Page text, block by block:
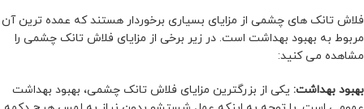
فلاش تانک های چشمی از مزایای بسیاری برخوردار هستند که عمده ترین آن
مربوط به بهبود بهداشت است. در زیر برخی از مزایای فلاش تانک چشمی را
مشاهده می کنید:
بهبود بهداشت: یکی از بزرگترین مزایای فلاش تانک چشمی، بهبود بهداشت